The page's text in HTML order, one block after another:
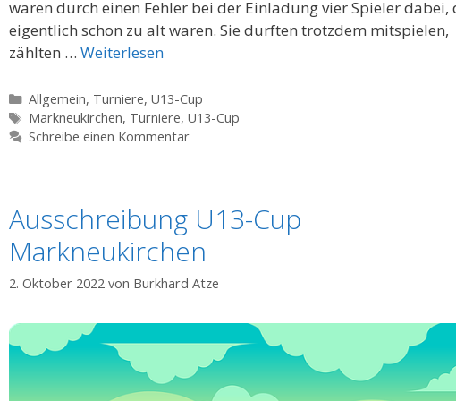
waren durch einen Fehler bei der Einladung vier Spieler dabei,
eigentlich schon zu alt waren. Sie durften trotzdem mitspielen,
zählten … Weiterlesen
Kategorien
Allgemein, Turniere, U13-Cup
Schlagwörter
Markneukirchen, Turniere, U13-Cup
Schreibe einen Kommentar
Ausschreibung U13-Cup
Markneukirchen
2. Oktober 2022 von Burkhard Atze